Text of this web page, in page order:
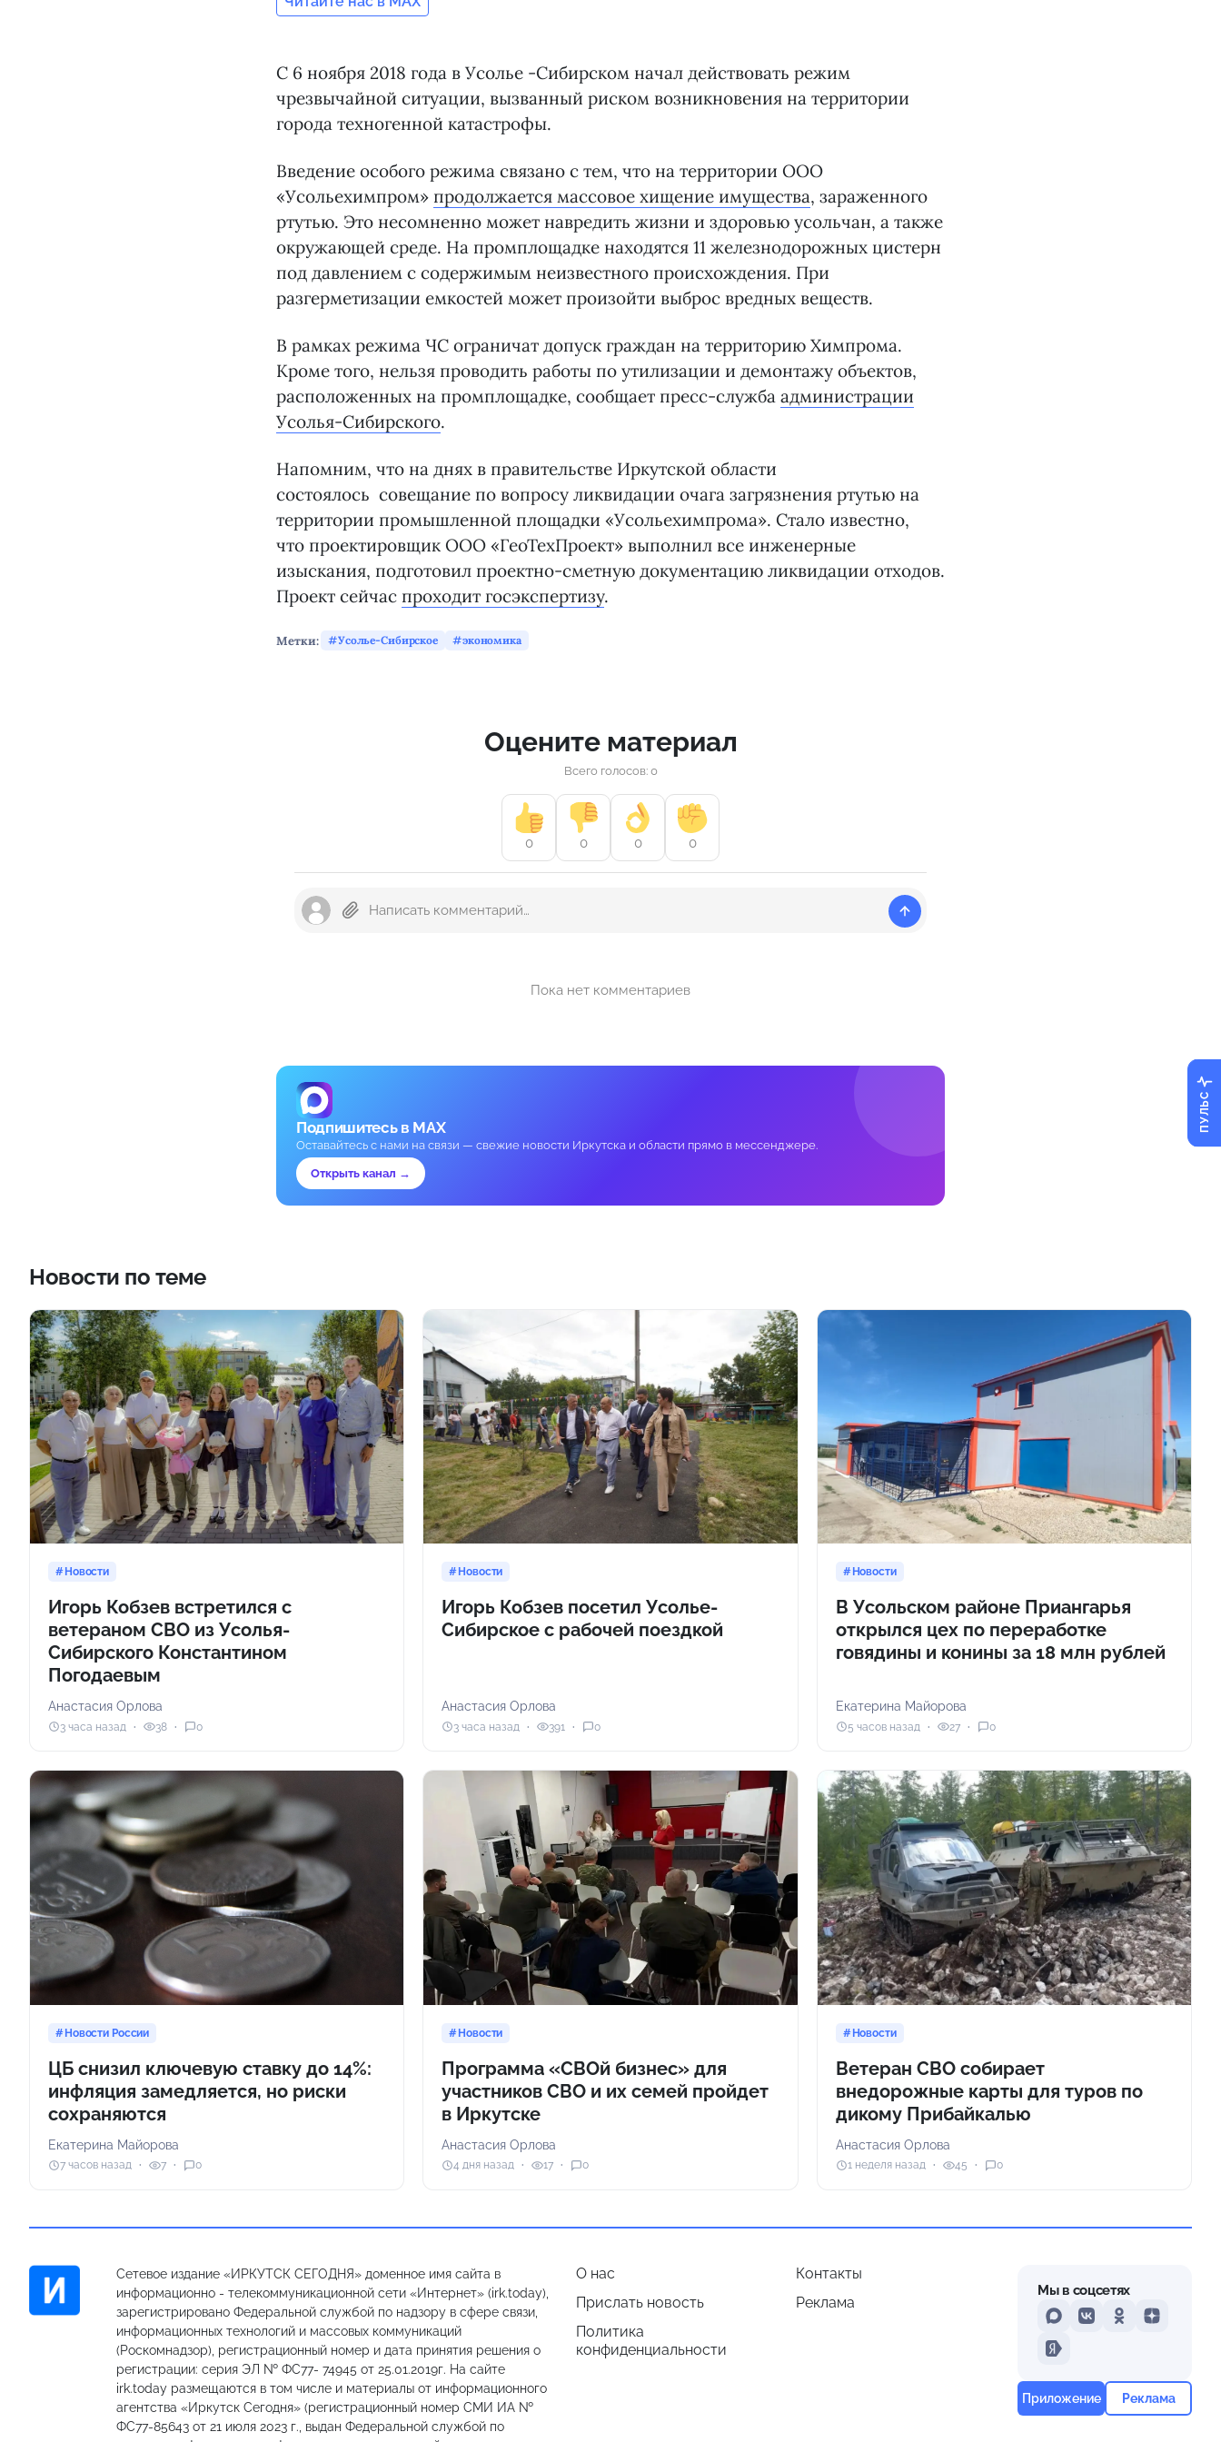
С 6 ноября 2018 года в Усолье -Сибирском начал действовать режим
чрезвычайной ситуации, вызванный риском возникновения на территории
города техногенной катастрофы.
Введение особого режима связано с тем, что на территории ООО
«Усольехимпром» продолжается массовое хищение имущества, зараженного
ртутью. Это несомненно может навредить жизни и здоровью усольчан, а также
окружающей среде. На промплощадке находятся 11 железнодорожных цистерн
под давлением с содержимым неизвестного происхождения. При
разгерметизации емкостей может произойти выброс вредных веществ.
В рамках режима ЧС ограничат допуск граждан на территорию Химпрома.
Кроме того, нельзя проводить работы по утилизации и демонтажу объектов,
расположенных на промплощадке, сообщает пресс-служба администрации
Усолья-Сибирского.
Напомним, что на днях в правительстве Иркутской области
состоялось совещание по вопросу ликвидации очага загрязнения ртутью на
территории промышленной площадки «Усольехимпрома». Стало известно,
что проектировщик ООО «ГеоТехПроект» выполнил все инженерные
изыскания, подготовил проектно-сметную документацию ликвидации отходов.
Проект сейчас проходит госэкспертизу.
Метки: Усолье-Сибирское экономика
Оцените материал
Всего голосов: 0
0 0 0 0
Пока нет комментариев
Подпишитесь в MAX
Оставайтесь с нами на связи — свежие новости Иркутска и области прямо в мессенджере.
Открыть канал →
Новости по теме
Новости
Игорь Кобзев встретился с
ветераном СВО из Усолья-
Сибирского Константином
Погодаевым
Анастасия Орлова
3 часа назад 38 0
Новости
Игорь Кобзев посетил Усолье-
Сибирское с рабочей поездкой
Анастасия Орлова
3 часа назад 391 0
Новости
В Усольском районе Приангарья
открылся цех по переработке
говядины и конины за 18 млн рублей
Екатерина Майорова
5 часов назад 27 0
Новости России
ЦБ снизил ключевую ставку до 14%:
инфляция замедляется, но риски
сохраняются
Екатерина Майорова
7 часов назад 7 0
Новости
Программа «СВОй бизнес» для
участников СВО и их семей пройдет
в Иркутске
Анастасия Орлова
4 дня назад 17 0
Новости
Ветеран СВО собирает
внедорожные карты для туров по
дикому Прибайкалью
Анастасия Орлова
1 неделя назад 45 0
Сетевое издание «ИРКУТСК СЕГОДНЯ» доменное имя сайта в
информационно - телекоммуникационной сети «Интернет» (irk.today),
зарегистрировано Федеральной службой по надзору в сфере связи,
информационных технологий и массовых коммуникаций
(Роскомнадзор), регистрационный номер и дата принятия решения о
регистрации: серия ЭЛ № ФС77- 74945 от 25.01.2019г. На сайте
irk.today размещаются в том числе и материалы от информационного
агентства «Иркутск Сегодня» (регистрационный номер СМИ ИА №
ФС77-85643 от 21 июля 2023 г., выдан Федеральной службой по
О нас
Контакты
Прислать новость
Реклама
Политика
конфиденциальности
Мы в соцсетях
MAXVKontakteOdnoklassniki
Dzen
Yandex
Приложение Реклама
ПУЛЬС